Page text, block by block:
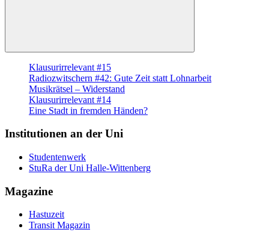
Suchen
Klausurirrelevant #15
Radiozwitschern #42: Gute Zeit statt Lohnarbeit
Musikrätsel – Widerstand
Klausurirrelevant #14
Eine Stadt in fremden Händen?
Institutionen an der Uni
Studentenwerk
StuRa der Uni Halle-Wittenberg
Magazine
Hastuzeit
Transit Magazin